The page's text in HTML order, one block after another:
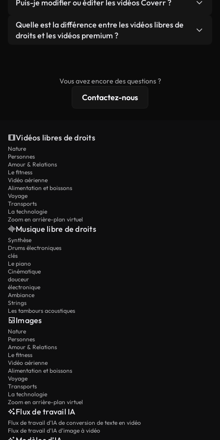
que produit autonome.
soient réelles ou générées par IA, ne comporte de
filigrane. Vous obtenez des images nettes et
prêtes à l'emploi.
Puis-je modifier ou éditer les vidéos Coverr ?
Oui. Vous pouvez librement découper, recadrer ou
remixer nos vidéos. Assurez-vous simplement que
Quelle est la différence entre les vidéos libres de
droits et les vidéos premium ?
résolution 4K et des protections de licence
Vous avez encore des questions ?
Contactez-nous
Vidéos libres de droits
Nature
Personnes
Amour & Relations
Le fitness
Vidéo aérienne
Alimentation et boissons
Voyage
Transports
La technologie
Zoom en arrière-plan virtuel
Musique libre de droits
Synthèse
Drums électroniques
clés
Le piano
Cinématique
douceur
électronique
Ambiance
Strings
Les tambours acoustiques
Images
Nature
Personnes
Amour & Relations
Le fitness
Vidéo aérienne
Alimentation et boissons
Voyage
Transports
La technologie
Zoom en arrière-plan virtuel
Flux de travail IA
Flux de travail d’IA de conversion de texte en vidéo
Flux de travail d’IA d’image à vidéo